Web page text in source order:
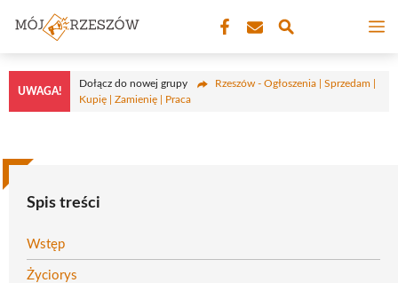
treści
UWAGA!
Dołącz do nowej grupy
Rzeszów - Ogłoszenia | Sprzedam |
Kupię | Zamienię | Praca
Spis treści
Wstęp
Życiorys